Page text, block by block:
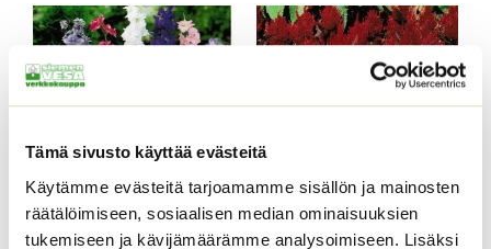
Tämä sivusto käyttää evästeitä
Käytämme evästeitä tarjoamamme sisällön ja mainosten
räätälöimiseen, sosiaalisen median ominaisuuksien
tukemiseen ja kävijämäärämme analysoimiseen. Lisäksi
Tarhakukonkannus
Kukontöyhtö New Look
40 s.